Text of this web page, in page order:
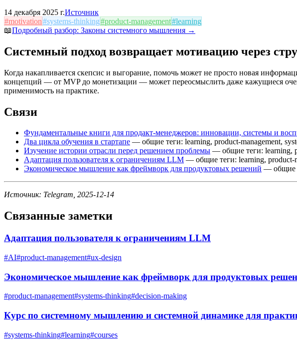
14 декабря 2025 г.Источник
#motivation#systems-thinking#product-management#learning
📖Подробный разбор: Законы системного мышления →
Системный подход возвращает мотивацию через
Когда накапливается скепсис и выгорание, помочь может не просто новая
концепций — от MVP до монетизации — может переосмыслить даже кажущиеся
применимость на практике.
Связи
Фундаментальные книги для продакт-менеджеров: инновации, системы и
Два цикла обучения в стартапе — общие теги: learning, product-management,
Изучение истории отрасли перед решением проблемы — общие теги: learning,
Адаптация пользователя к ограничениям LLM — общие теги: learning, product-
Экономическое мышление как фреймворк для продуктовых решений — общие
Источник: Telegram, 2025-12-14
Связанные заметки
Адаптация пользователя к ограничениям LLM
#AI#product-management#ux-design
Экономическое мышление как фреймворк для продуктовых
#product-management#systems-thinking#decision-making
Курс по системному мышлению и системной динамике для
#systems-thinking#learning#courses